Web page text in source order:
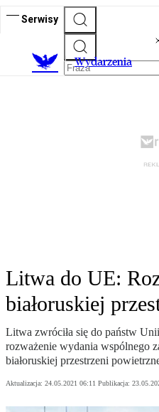
Serwisy
Wydarzenia
Litwa do UE:
białoruskiej
Litwa zwróciła się do państw
rozważenie wydania wspólnego
białoruskiej przestrzeni
Aktualizacja: 24.05.2021 06:11 Publikacja: